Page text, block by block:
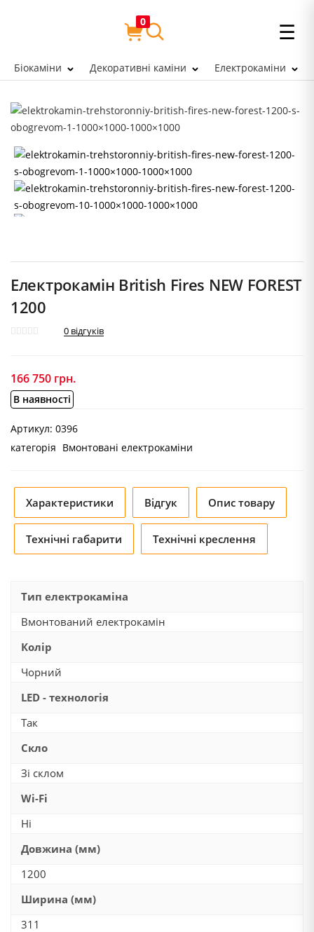
☰
0
Біокаміни Декоративні каміни Електрокаміни
Електрокамін British Fires NEW FOREST
1200
0 відгуків
166 750 грн.
В наявності
Артикул: 0396
категорія Вмонтовані електрокаміни
Характеристики Відгук Опис товару
Технічні габарити Технічні креслення
Тип електрокаміна
Вмонтований електрокамін
Колір
Чорний
LED - технологія
Так
Скло
Зі склом
Wi-Fi
Ні
Довжина (мм)
1200
Ширина (мм)
311